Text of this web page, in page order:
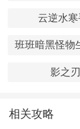
云逆水
班班暗黑怪物
影之
相关攻略